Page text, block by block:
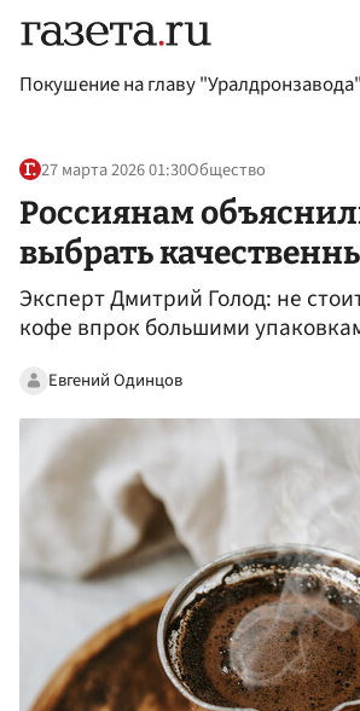
Покушение на главу "Уралдронзавода"
27 марта 2026 01:30Общество
Россиянам
выбрать
Эксперт Дмитрий Голод: не
кофе впрок большими
Евгений Одинцов